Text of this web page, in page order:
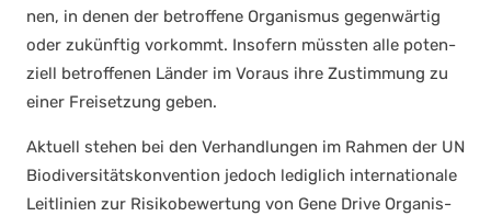
nen, in denen der betrof­fe­ne Orga­nis­mus gegen­wär­tig
oder zukünf­tig vor­kommt. Inso­fern müss­ten alle poten­
zi­ell betrof­fe­nen Län­der im Vor­aus ihre Zustim­mung zu
einer Frei­set­zung geben.
Aktu­ell ste­hen bei den Ver­hand­lun­gen im Rah­men der UN
Bio­di­ver­si­täts­kon­ven­ti­on jedoch ledig­lich inter­na­tio­na­le
Leit­li­ni­en zur Risi­ko­be­wer­tung von Gene Dri­ve Orga­nis­